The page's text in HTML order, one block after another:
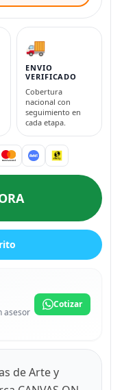
🚚
ENVIO
VERIFICADO
Cobertura
nacional con
seguimiento en
cada etapa.
asesor
Cotizar
de Arte y